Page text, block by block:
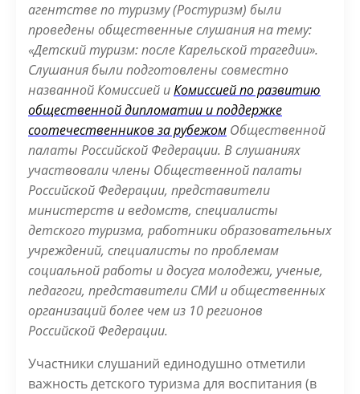
агентстве по туризму (Ростуризм) были
проведены общественные слушания на тему:
«Детский туризм: после Карельской трагедии».
Слушания были подготовлены совместно
названной Комиссией иКомиссией по развитию
общественной дипломатии и поддержке
соотечественников за рубежом Общественной
палаты Российской Федерации. В слушаниях
участвовали члены Общественной палаты
Российской Федерации, представители
министерств и ведомств, специалисты
детского туризма, работники образовательных
учреждений, специалисты по проблемам
социальной работы и досуга молодежи, ученые,
педагоги, представители СМИ и общественных
организаций более чем из 10 регионов
Российской Федерации.
Участники слушаний единодушно отметили
важность детского туризма для воспитания (в